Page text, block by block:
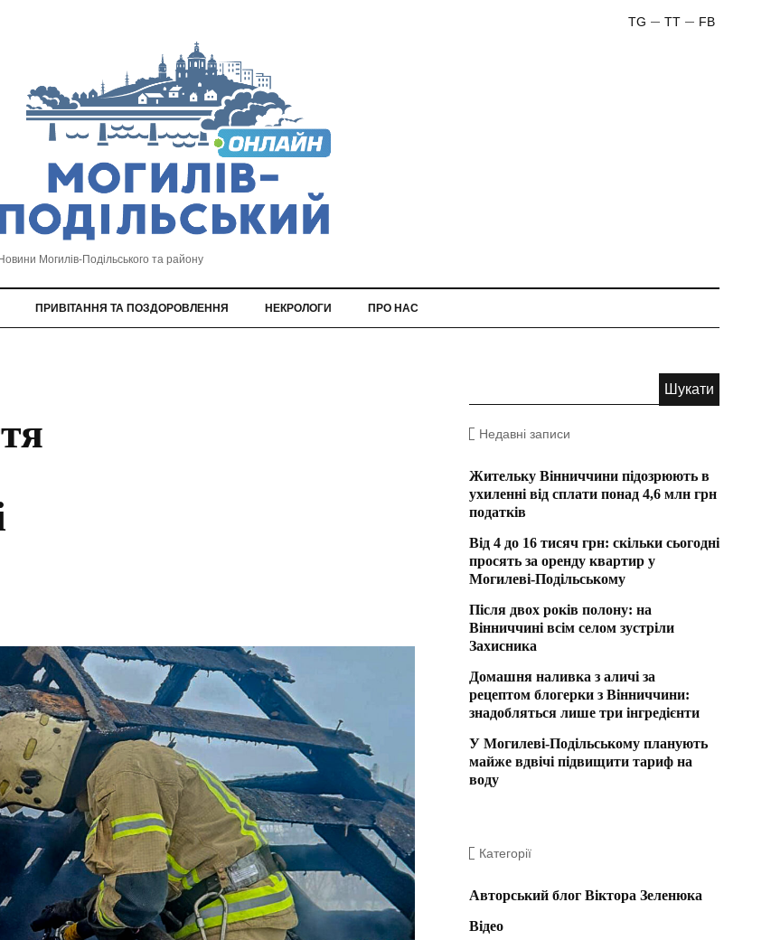
FB
TT
TG
Новини Могилів-Подільського та району
ПРИВІТАННЯ ТА ПОЗДОРОВЛЕННЯ НЕКРОЛОГИ ПРО НАС
Недавні записи
Жительку Вінниччини підозрюють в
ухиленні від сплати понад 4,6 млн грн
податків
Від 4 до 16 тисяч грн: скільки сьогодні
просять за оренду квартир у
Могилеві-Подільському
Після двох років полону: на
Вінниччині всім селом зустріли
Захисника
Домашня наливка з аличі за
рецептом блогерки з Вінниччини:
знадобляться лише три інгредієнти
У Могилеві-Подільському планують
майже вдвічі підвищити тариф на
воду
Категорії
Авторський блог Віктора Зеленюка
Відео